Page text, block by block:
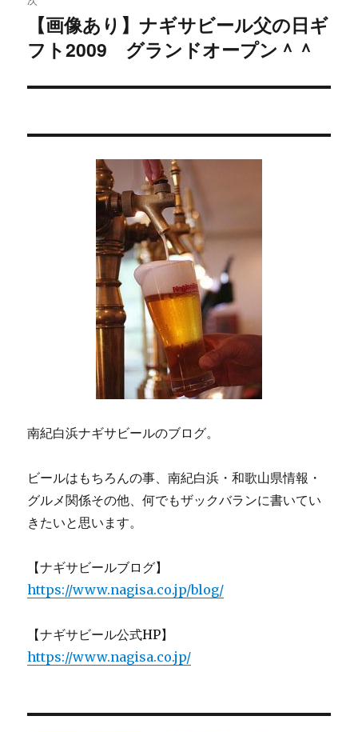
ー
シ
ン
の
稿:
【画像あり】ナギサビール父の日ギ
フト2009 グランドオープン＾＾
南紀白浜ナギサビールのブログ。
ビールはもちろんの事、南紀白浜・和歌山県情報・
グルメ関係その他、何でもザックバランに書いてい
きたいと思います。
【ナギサビールブログ】
https://www.nagisa.co.jp/blog/
【ナギサビール公式HP】
https://www.nagisa.co.jp/